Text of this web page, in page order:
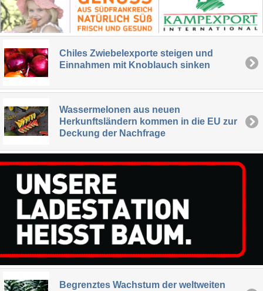
Chiles Zwiebelexporte steigen und
Einnahmen mit Knoblauch sinken
Wassermelonen aus neuen
Herkunftsländern kommen in die EU zur
Deckung der Nachfrage
Begrenztes Wachstum der weltweiten